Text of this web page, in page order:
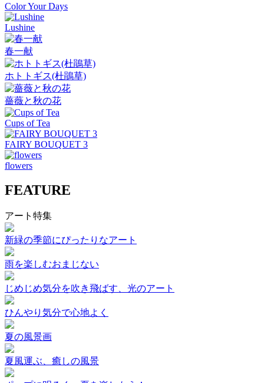
Color Your Days
Lushine
春一献
ホトトギス(杜鵑草)
薔薇と秋の花
Cups of Tea
FAIRY BOUQUET 3
flowers
FEATURE
アート特集
新緑の季節にぴったりなアート
雨を楽しむおまじない
じめじめ気分を吹き飛ばす、光のアート
ひんやり気分で心地よく
夏の風景画
夏風運ぶ、癒しの風景